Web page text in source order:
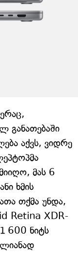
განათებაში
აქვს, ვიდრე
მას 6
ხმის
თქმა უნდა,
Retina XDR-
600 ნიტს